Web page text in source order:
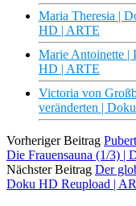
Maria Theresia |
HD | ARTE
Marie Antoinette |
HD | ARTE
Victoria von
veränderten |
Vorheriger Beitrag
Die Frauensauna (1/3) |
Nächster Beitrag Der
Doku HD Reupload |